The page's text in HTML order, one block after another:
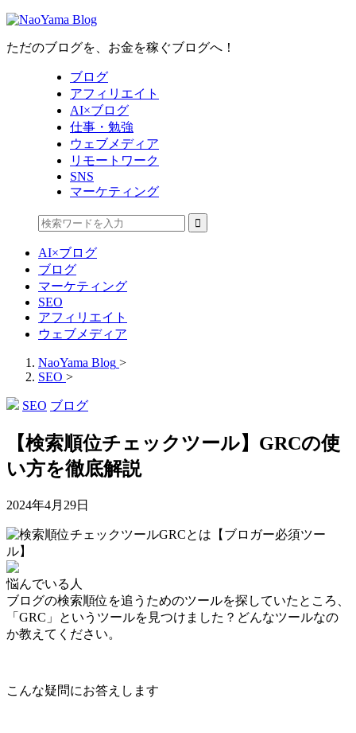
ただのブログを、お金を稼ぐブログへ！
ブログ
アフィリエイト
AI×ブログ
仕事・勉強
ウェブメディア
リモートワーク
SNS
マーケティング
AI×ブログ
ブログ
マーケティング
SEO
アフィリエイト
ウェブメディア
NaoYama Blog >
SEO >
SEO ブログ
【検索順位チェックツール】GRCの使
い方を徹底解説
2024年4月29日
悩んでいる人
ブログの検索順位を追うためのツールを探していたところ、
「GRC」というツールを見つけました？どんなツールなの
か教えてください。
こんな疑問にお答えします